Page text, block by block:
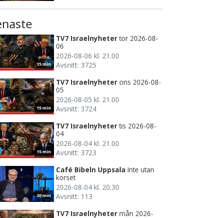
15 min
TV7 Israelnyheter tor 2026-08-
06
2026-08-06 kl. 21.00
Avsnitt: 3725
15 min
TV7 Israelnyheter ons 2026-08-
05
2026-08-05 kl. 21.00
Avsnitt: 3724
15 min
TV7 Israelnyheter tis 2026-08-
04
2026-08-04 kl. 21.00
Avsnitt: 3723
30 min
Café Bibeln Uppsala Inte utan
korset
2026-08-04 kl. 20.30
Avsnitt: 113
TV7 Israelnyheter mån 2026-